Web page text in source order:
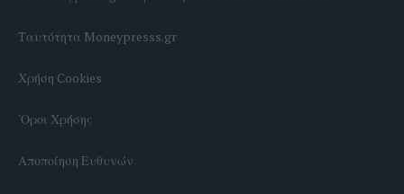
Tαυτότητα Moneypresss.gr
Χρήση Cookies
'Οροι Χρήσης
Αποποίηση Ευθυνών